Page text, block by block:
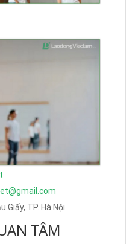
Giấy, TP. Hà Nội
TÂM